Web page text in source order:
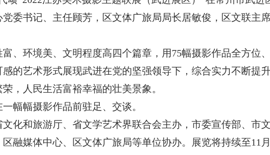
党委书记、主任顾芳，区文体广旅局局长居敏俊，区文联主
、环境美、文明程度高四个篇章，用75幅摄影作品全方位
的艺术形式展现武进在党的坚强领导下，综合实力不断提
，人民生活富裕幸福的壮美景象。
幅幅摄影作品前驻足、交谈。
化和旅游厅、省文学艺术界联合会主办，市委宣传部、市
融媒体中心、区文体广旅局等单位协办。展览将持续至11